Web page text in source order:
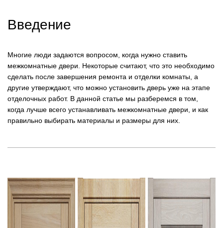
Введение
Многие люди задаются вопросом, когда нужно ставить
межкомнатные двери. Некоторые считают, что это необходимо
сделать после завершения ремонта и отделки комнаты, а
другие утверждают, что можно установить дверь уже на этапе
отделочных работ. В данной статье мы разберемся в том,
когда лучше всего устанавливать межкомнатные двери, и как
правильно выбирать материалы и размеры для них.